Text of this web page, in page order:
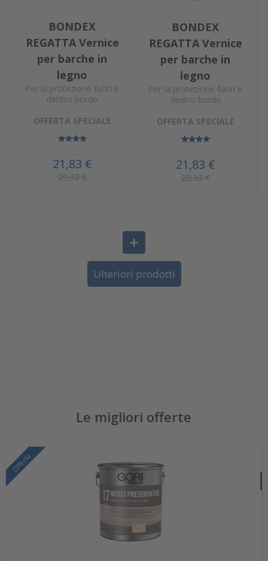
BONDEX
REGATTA Vernice
per barche in
legno
Per la protezione fuori e
dentro bordo
OFFERTA SPECIALE
21,83 €
29,32 €
BONDEX
REGATTA Vernice
per barche in
legno
Per la protezione fuori e
dentro bordo
OFFERTA SPECIALE
21,83 €
29,32 €
Ulteriori prodotti
Le migliori offerte
Offerta